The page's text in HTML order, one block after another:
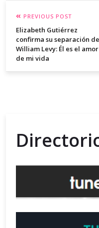
PREVIOUS POST
Elizabeth Gutiérrez
confirma su separación de
William Levy: Él es el amor
de mi vida